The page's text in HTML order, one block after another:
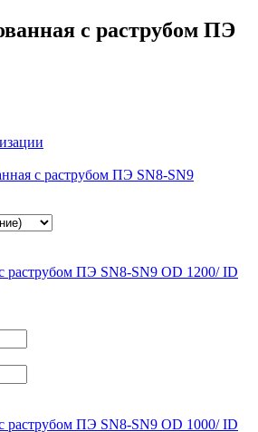
с раструбом ПЭ
с раструбом ПЭ SN8-SN9
раструбом ПЭ SN8-SN9 OD 1200/ ID
раструбом ПЭ SN8-SN9 OD 1000/ ID